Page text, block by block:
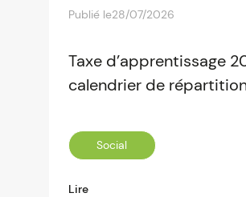
Publié le28/07/2026
Taxe d’apprentissage
calendrier de
Social
Lire